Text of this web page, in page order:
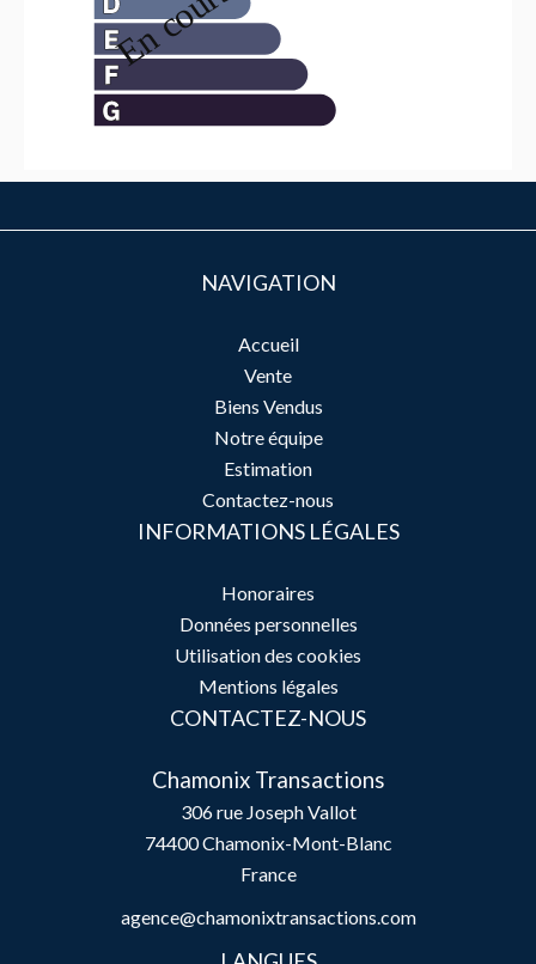
NAVIGATION
Accueil
Vente
Biens Vendus
Notre équipe
Estimation
Contactez-nous
INFORMATIONS LÉGALES
Honoraires
Données personnelles
Utilisation des cookies
Mentions légales
CONTACTEZ-NOUS
Chamonix Transactions
306 rue Joseph Vallot
74400Chamonix-Mont-Blanc
France
agence@chamonixtransactions.com